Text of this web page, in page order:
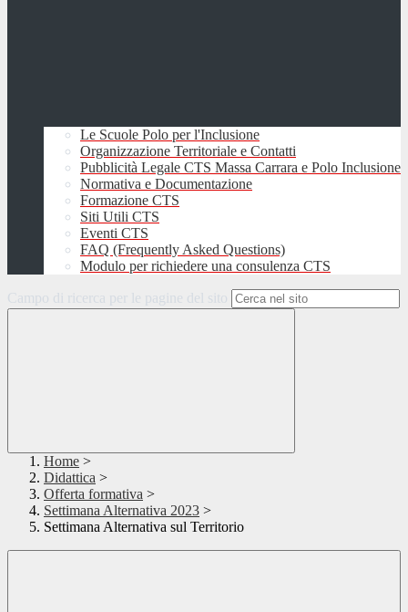
Le Scuole Polo per l'Inclusione
Organizzazione Territoriale e Contatti
Pubblicità Legale CTS Massa Carrara e Polo Inclusione
Normativa e Documentazione
Formazione CTS
Siti Utili CTS
Eventi CTS
FAQ (Frequently Asked Questions)
Modulo per richiedere una consulenza CTS
Campo di ricerca per le pagine del sito
Home >
Didattica >
Offerta formativa >
Settimana Alternativa 2023 >
Settimana Alternativa sul Territorio